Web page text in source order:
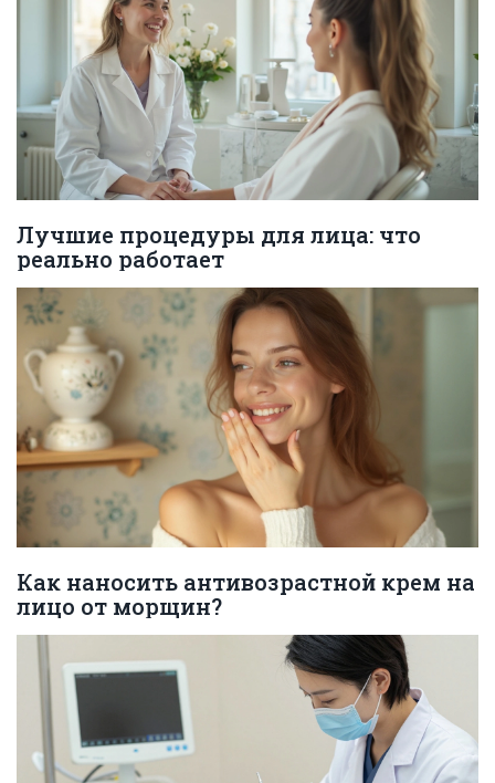
Лучшие процедуры для лица: что
реально работает
Как наносить антивозрастной крем на
лицо от морщин?